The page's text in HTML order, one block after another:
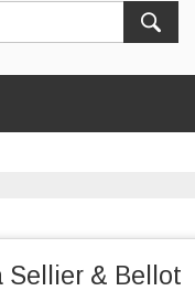
Sellier & Bellot